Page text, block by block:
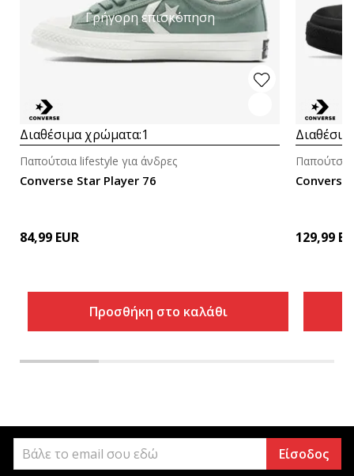
Γρήγορη επισκόπηση
Διαθέσιμα χρώματα:1
Converse Star Player 76
Παπούτσια lifestyle για άνδρες
84,99 EUR
Προσθήκη στο καλάθι
Converse
129,99
Είσοδος